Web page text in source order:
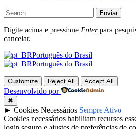
Enviar
Digite acima e pressione Enterpara
cancelar.
Português do Brasil
Português do Brasil
Customize Reject All Accept All
Desenvolvido por
✖
► Cookies Necessários Sempre Ativo
Cookies necessários habilitam recursos
login seguro e ajustes de preferências de